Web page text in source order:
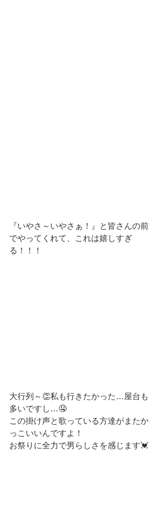
『いやさ～いやさぁ！』と皆さんの前
でやってくれて、これは嬉しすぎ
る！！！
大行列～👏私も行きたかった…屋台も
多いですし…🤤
この掛け声と歌っている方達がまたか
っこいいんですよ！
お祭りに全力で男らしさを感じます💓